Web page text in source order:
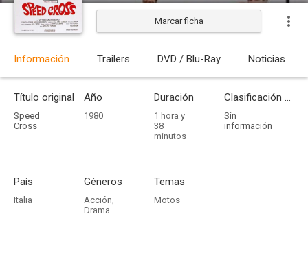
Estrenada
Marcar ficha
Información Trailers DVD / Blu-Ray Noticias
Título original
Speed
Cross
Año
1980
Duración
1 hora y
38
minutos
Clasificación por edades
Sin
información
País
Italia
Géneros
Acción,
Drama
Temas
Motos